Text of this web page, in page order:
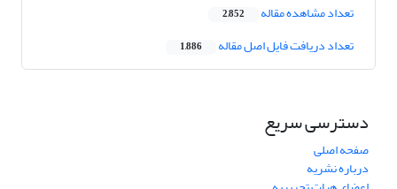
تعداد مشاهده مقاله 2,852
تعداد دریافت فایل اصل مقاله 1,886
دسترسی سریع
صفحه اصلی
درباره نشریه